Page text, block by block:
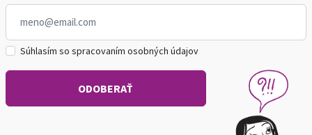
Súhlasím so spracovaním osobných údajov